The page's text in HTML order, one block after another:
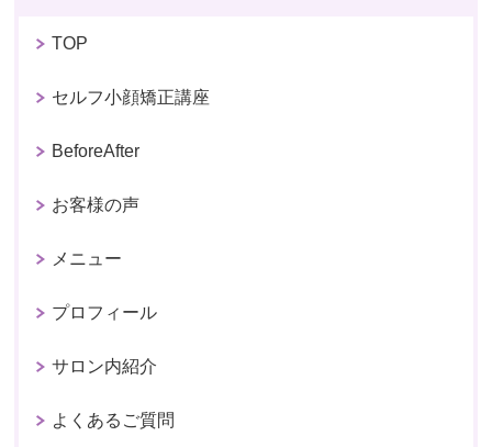
TOP
セルフ小顔矯正講座
BeforeAfter
お客様の声
メニュー
プロフィール
サロン内紹介
よくあるご質問